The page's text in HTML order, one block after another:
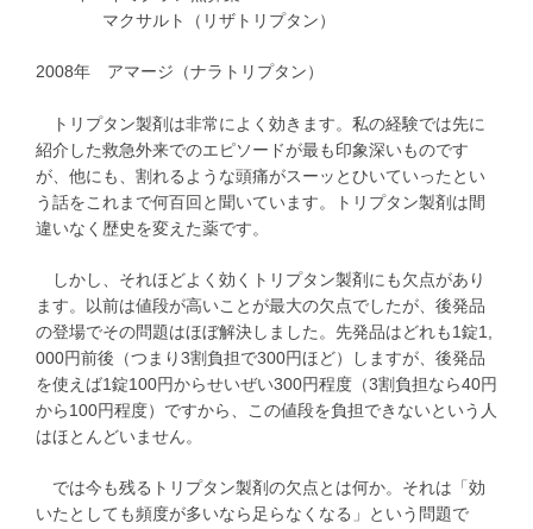
マクサルト（リザトリプタン）
2008年 アマージ（ナラトリプタン）
トリプタン製剤は非常によく効きます。私の経験では先に
紹介した救急外来でのエピソードが最も印象深いものです
が、他にも、割れるような頭痛がスーッとひいていったとい
う話をこれまで何百回と聞いています。トリプタン製剤は間
違いなく歴史を変えた薬です。
しかし、それほどよく効くトリプタン製剤にも欠点があり
ます。以前は値段が高いことが最大の欠点でしたが、後発品
の登場でその問題はほぼ解決しました。先発品はどれも1錠1,
000円前後（つまり3割負担で300円ほど）しますが、後発品
を使えば1錠100円からせいぜい300円程度（3割負担なら40円
から100円程度）ですから、この値段を負担できないという人
はほとんどいません。
では今も残るトリプタン製剤の欠点とは何か。それは「効
いたとしても頻度が多いなら足らなくなる」という問題で